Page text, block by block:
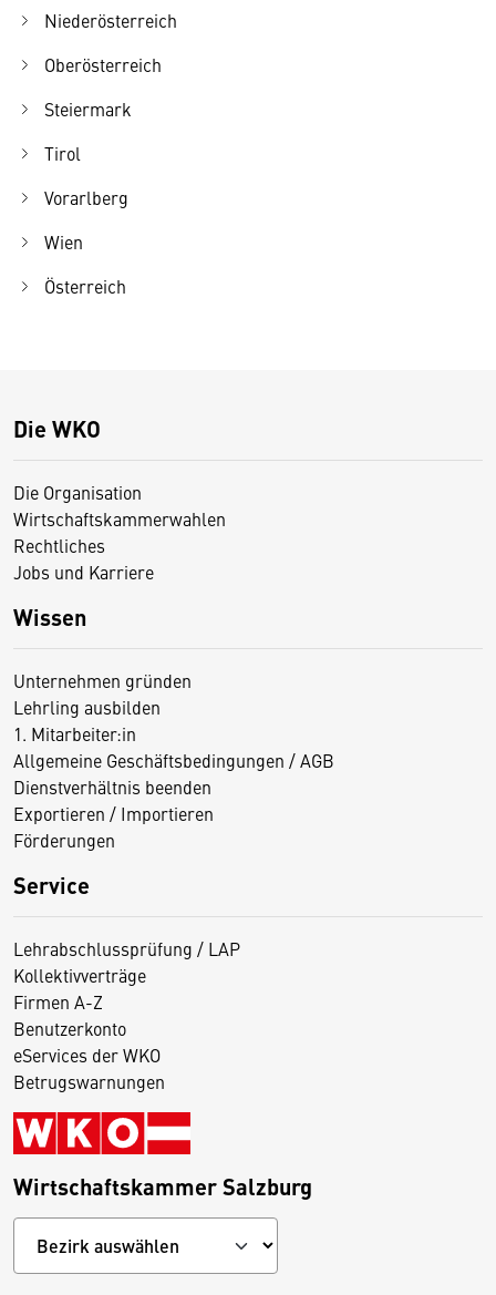
Niederösterreich
Oberösterreich
Steiermark
Tirol
Vorarlberg
Wien
Österreich
Die WKO
Die Organisation
Wirtschaftskammerwahlen
Rechtliches
Jobs und Karriere
Wissen
Unternehmen gründen
Lehrling ausbilden
1. Mitarbeiter:in
Allgemeine Geschäftsbedingungen / AGB
Dienstverhältnis beenden
Exportieren / Importieren
Förderungen
Service
Lehrabschlussprüfung / LAP
Kollektivverträge
Firmen A-Z
Benutzerkonto
eServices der WKO
Betrugswarnungen
Wirtschaftskammer Salzburg